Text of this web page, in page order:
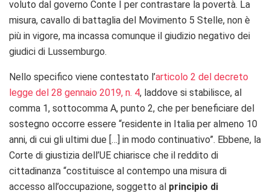
voluto dal governo Conte I per contrastare la povertà. La
misura, cavallo di battaglia del Movimento 5 Stelle, non è
più in vigore, ma incassa comunque il giudizio negativo dei
giudici di Lussemburgo.
Nello specifico viene contestato l’articolo 2 del decreto
legge del 28 gennaio 2019, n. 4, laddove si stabilisce, al
comma 1, sottocomma A, punto 2, che per beneficiare del
sostegno occorre essere “residente in Italia per almeno 10
anni, di cui gli ultimi due […] in modo continuativo”. Ebbene, la
Corte di giustizia dell’UE chiarisce che il reddito di
cittadinanza “costituisce al contempo una misura di
accesso all’occupazione, soggetto al principio di